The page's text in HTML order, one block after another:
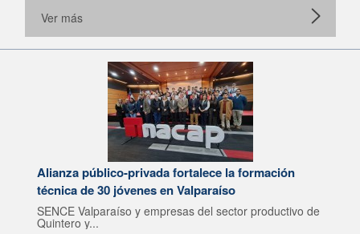
Ver más
Alianza público-privada fortalece la formación
técnica de 30 jóvenes en Valparaíso
SENCE Valparaíso y empresas del sector productivo de
Quintero y...